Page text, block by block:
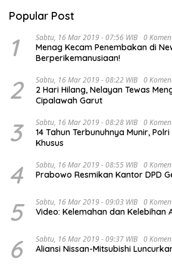
Popular Post
1 Sabtu, 16 Mar 2019 - 07:56 WIB 0
Menag Kecam Penembakan di
Berperikemanusiaan!
2 Sabtu, 16 Mar 2019 - 08:22 WIB 0
2 Hari Hilang, Nelayan Tewas
Cipalawah Garut
3 Sabtu, 16 Mar 2019 - 08:28 WIB 0
14 Tahun Terbunuhnya Munir,
Khusus
4 Sabtu, 16 Mar 2019 - 08:55 WIB 0
Prabowo Resmikan Kantor DPD
5 Sabtu, 16 Mar 2019 - 09:03 WIB 0
Video: Kelemahan dan Kelebihan
6 Sabtu, 16 Mar 2019 - 09:37 WIB 0
Aliansi Nissan-Mitsubishi